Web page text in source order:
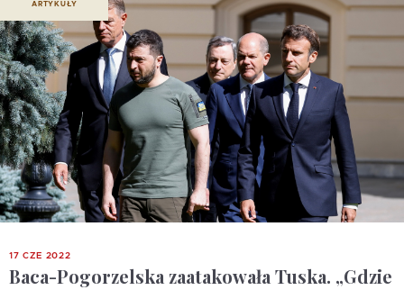
ARTYKUŁY
17 CZE 2022
Baca-Pogorzelska zaatakowała Tuska. „Gdzie